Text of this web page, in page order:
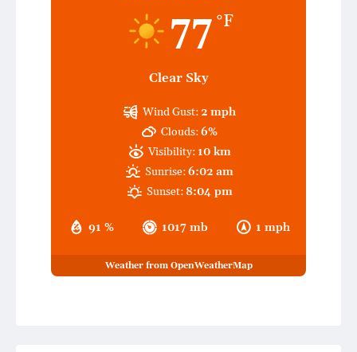
77 °F
Clear Sky
91 % 1017 mb 1 mph
Wind Gust:2 mph
Clouds:6%
Visibility: 10 km
Sunrise:6:02 am
Sunset:8:04 pm
Weather from OpenWeatherMap